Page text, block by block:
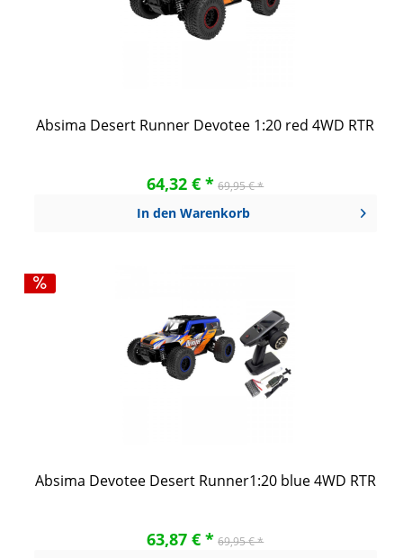
Absima Desert Runner Devotee 1:20 red 4WD RTR
64,32 € * 69,95 € *
In den Warenkorb
Absima Devotee Desert Runner1:20 blue 4WD RTR
63,87 € * 69,95 € *